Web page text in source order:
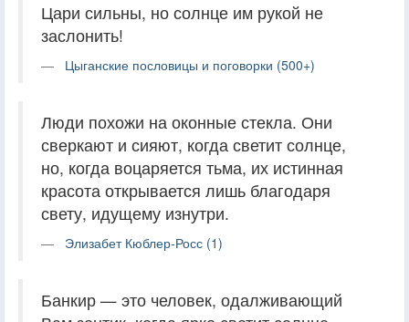
Цари сильны, но солнце им рукой не
заслонить!
Цыганские пословицы и поговорки (500+)
Люди похожи на оконные стекла. Они
сверкают и сияют, когда светит солнце,
но, когда воцаряется тьма, их истинная
красота открывается лишь благодаря
свету, идущему изнутри.
Элизабет Кюблер-Росс (1)
Банкир — это человек, одалживающий